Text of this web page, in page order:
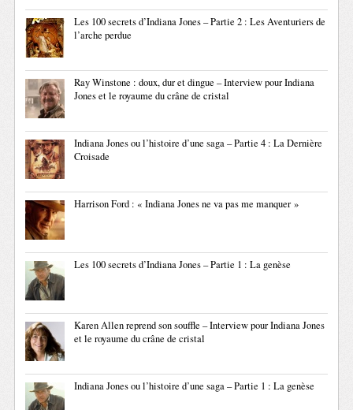
Les 100 secrets d’Indiana Jones – Partie 2 : Les Aventuriers de
l’arche perdue
Ray Winstone : doux, dur et dingue – Interview pour Indiana
Jones et le royaume du crâne de cristal
Indiana Jones ou l’histoire d’une saga – Partie 4 : La Dernière
Croisade
Harrison Ford : « Indiana Jones ne va pas me manquer »
Les 100 secrets d’Indiana Jones – Partie 1 : La genèse
Karen Allen reprend son souffle – Interview pour Indiana Jones
et le royaume du crâne de cristal
Indiana Jones ou l’histoire d’une saga – Partie 1 : La genèse